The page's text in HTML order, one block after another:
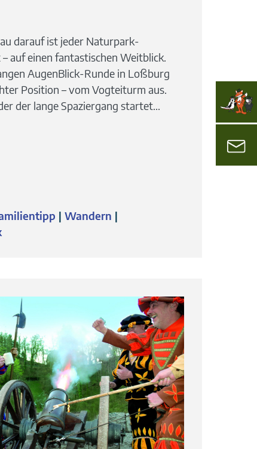
darauf ist jeder Naturpark-
auf einen fantastischen Weitblick.
AugenBlick-Runde in Loßburg
Position – vom Vogteiturm aus.
der lange Spaziergang startet...
Wandern